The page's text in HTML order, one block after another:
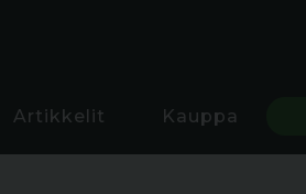
Artikkelit Kauppa